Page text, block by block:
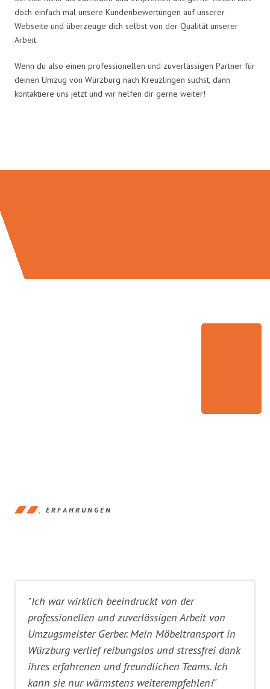
doch einfach mal unsere Kundenbewertungen auf unserer
Webseite und überzeuge dich selbst von der Qualität unserer
Arbeit.
Wenn du also einen professionellen und zuverlässigen Partner für
deinen Umzug von Würzburg nach Kreuzlingen suchst, dann
kontaktiere uns jetzt und wir helfen dir gerne weiter!
ERFAHRUNGEN
"Ich war wirklich beeindruckt von der
professionellen und zuverlässigen Arbeit von
Umzugsmeister Gerber. Mein Möbeltransport in
Würzburg verlief reibungslos und stressfrei dank
ihres erfahrenen und freundlichen Teams. Ich
kann sie nur wärmstens weiterempfehlen!"